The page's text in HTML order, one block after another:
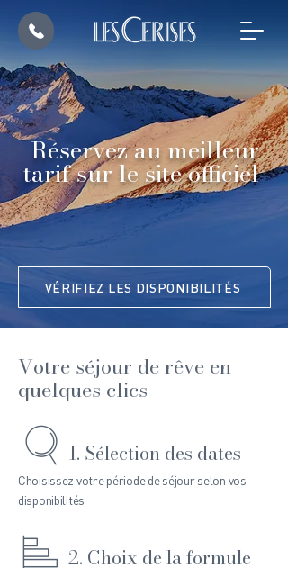
Réservez au meilleur
tarif sur le site officiel
VÉRIFIEZ LES DISPONIBILITÉS
Votre séjour de rêve en
quelques clics
1. Sélection des dates
Choisissez votre période de séjour selon vos
disponibilités
2. Choix de la formule